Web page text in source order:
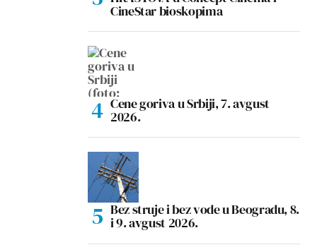
CineStar bioskopima
Cene goriva u Srbiji, 7. avgust
2026.
Bez struje i bez vode u Beogradu, 8.
i 9. avgust 2026.